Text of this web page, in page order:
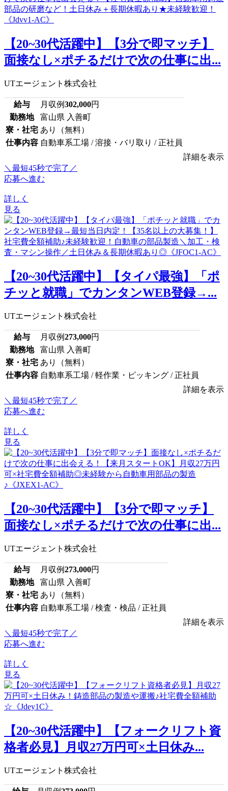
【20~30代活躍中】【3分で即マッチ】
面接なし×ポチるだけで次の仕事に出...
UTエージェント株式会社
給与 月収例302,000円
勤務地
富山県 入善町
寮・社宅 あり（無料）
仕事内容 自動車系工場 / 溶接・バリ取り / 正社員
詳細を表示
＼最短45秒で完了／
応募へ進む
詳しく
見る
【20~30代活躍中】【タイパ最強】「ポ
チッと就職」でカンタンWEB登録→...
UTエージェント株式会社
給与 月収例273,000円
勤務地
富山県 入善町
寮・社宅 あり（無料）
仕事内容 自動車系工場 / 軽作業・ピッキング / 正社員
詳細を表示
＼最短45秒で完了／
応募へ進む
詳しく
見る
【20~30代活躍中】【3分で即マッチ】
面接なし×ポチるだけで次の仕事に出...
UTエージェント株式会社
給与 月収例273,000円
勤務地
富山県 入善町
寮・社宅 あり（無料）
仕事内容 自動車系工場 / 検査・検品 / 正社員
詳細を表示
＼最短45秒で完了／
応募へ進む
詳しく
見る
【20~30代活躍中】【フォークリフト資
格者必見】月収27万円可×土日休み...
UTエージェント株式会社